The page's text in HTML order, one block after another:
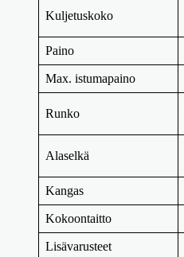
Kuljetuskoko
Paino
Max. istumapaino
Runko
Alaselkä
Kangas
Kokoontaitto
Lisävarusteet